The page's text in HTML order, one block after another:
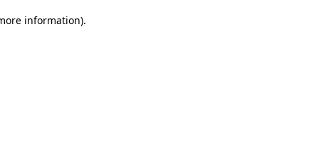
information).